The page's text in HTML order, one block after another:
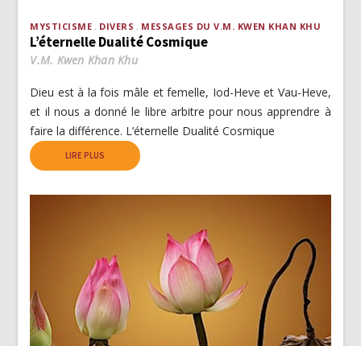
MYSTICISME DIVERS MESSAGES DU V.M. KWEN KHAN KHU
L’éternelle Dualité Cosmique
V.M. Kwen Khan Khu
Dieu est à la fois mâle et femelle, Iod-Heve et Vau-Heve,
et il nous a donné le libre arbitre pour nous apprendre à
faire la différence. L’éternelle Dualité Cosmique
LIRE PLUS